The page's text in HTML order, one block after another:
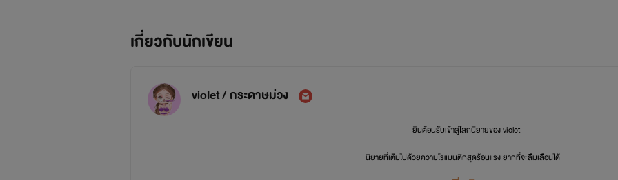
เกี่ยวกับนักเขียน
violet / กระดาษม่วง
ยินต้อนรับเข้าสู่โลกนิยายของ violet
นิยายที่เต็มไปด้วยความโรแมนติกสุดร้อนแรง ยากที่จะลืมเลือนได้